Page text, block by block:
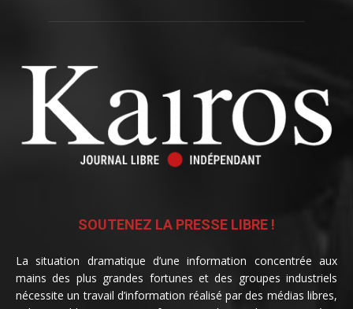
SOUTENEZ LA PRESSE LIBRE !
La situation dramatique d’une information concentrée aux
mains des plus grandes fortunes et des groupes industriels
nécessite un travail d’information réalisé par des médias libres,